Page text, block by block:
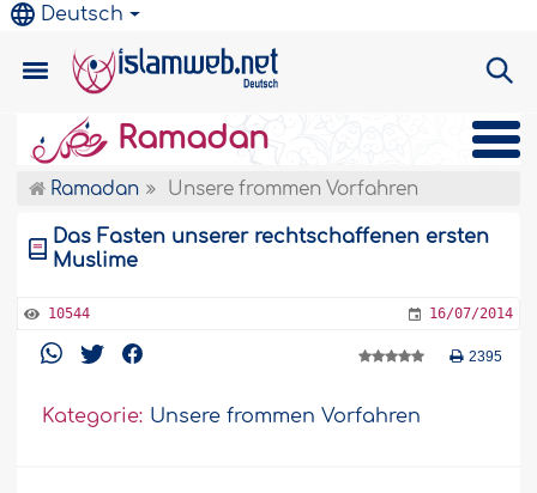
Deutsch
Ramadan
Ramadan Unsere frommen Vorfahren
Das Fasten unserer rechtschaffenen ersten
Muslime
10544 16/07/2014
2395
Kategorie: Unsere frommen Vorfahren